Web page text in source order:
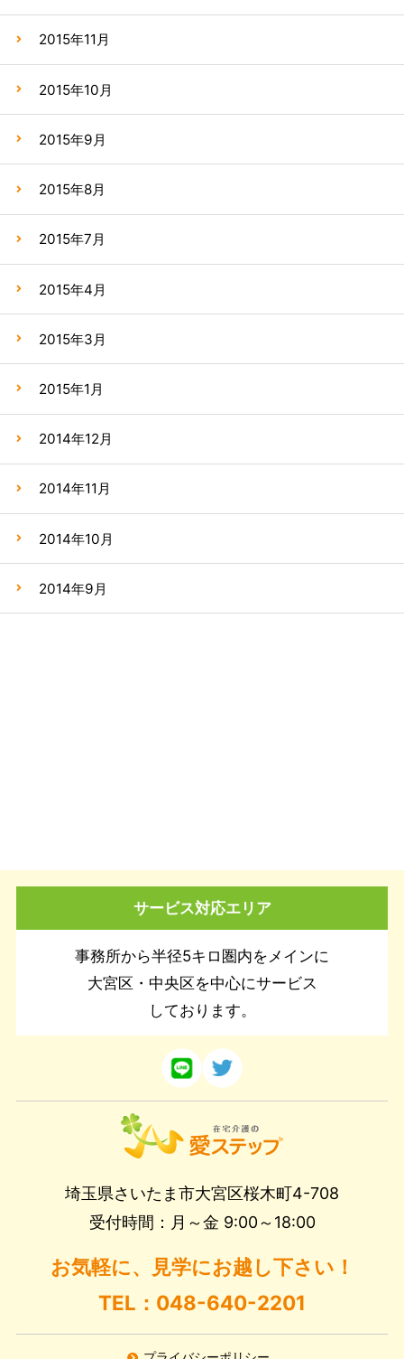
2015年11月
2015年10月
2015年9月
2015年8月
2015年7月
2015年4月
2015年3月
2015年1月
2014年12月
2014年11月
2014年10月
2014年9月
サービス対応エリア
事務所から半径5キロ圏内をメインに
大宮区・中央区を中心にサービス
しております。
埼玉県さいたま市大宮区桜木町4-708
受付時間：月～金 9:00～18:00
お気軽に、見学にお越し下さい！
TEL：048-640-2201